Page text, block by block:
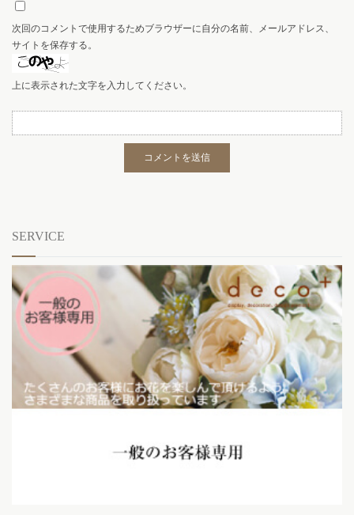
次回のコメントで使用するためブラウザーに自分の名前、メールアドレス、
サイトを保存する。
上に表示された文字を入力してください。
SERVICE